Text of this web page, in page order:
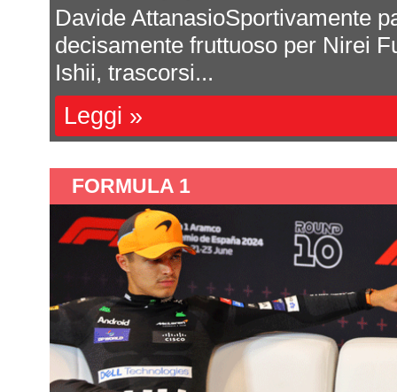
Davide AttanasioSportivamente
decisamente fruttuoso per Nirei
Ishii, trascorsi...
Leggi »
FORMULA 1